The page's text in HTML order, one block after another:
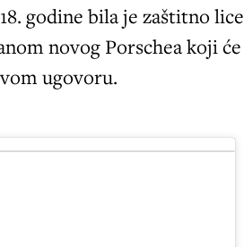
godine bila je zaštitno lice
novog Porschea koji će
ugovoru.